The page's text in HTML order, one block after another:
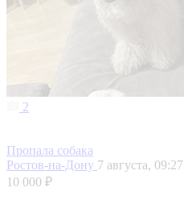
2
Пропала собака
Ростов-на-Дону 7 августа, 09:27
10 000 ₽